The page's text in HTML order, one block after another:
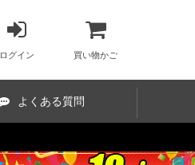
ログイン 買い物かご
よくある質問